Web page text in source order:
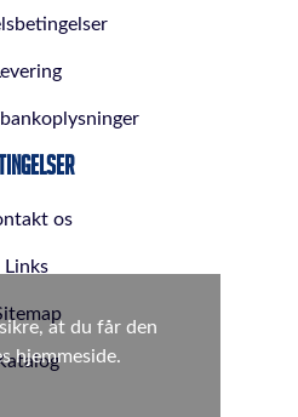
at du får den
hjemmeside.
os
Links